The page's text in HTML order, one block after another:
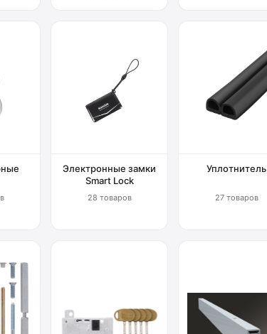
Электронные замки
Smart Lock
28 товаров
Уплотнитель
27 товаров